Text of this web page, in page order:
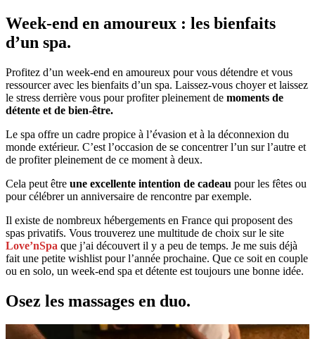
Week-end en amoureux : les bienfaits
d’un spa.
Profitez d’un week-end en amoureux pour vous détendre et vous
ressourcer avec les bienfaits d’un spa. Laissez-vous choyer et laissez
le stress derrière vous pour profiter pleinement de moments de
détente et de bien-être.
Le spa offre un cadre propice à l’évasion et à la déconnexion du
monde extérieur. C’est l’occasion de se concentrer l’un sur l’autre et
de profiter pleinement de ce moment à deux.
Cela peut être une excellente intention de cadeau pour les fêtes ou
pour célébrer un anniversaire de rencontre par exemple.
Il existe de nombreux hébergements en France qui proposent des
spas privatifs. Vous trouverez une multitude de choix sur le site
Love’nSpa que j’ai découvert il y a peu de temps. Je me suis déjà
fait une petite wishlist pour l’année prochaine. Que ce soit en couple
ou en solo, un week-end spa et détente est toujours une bonne idée.
Osez les massages en duo.